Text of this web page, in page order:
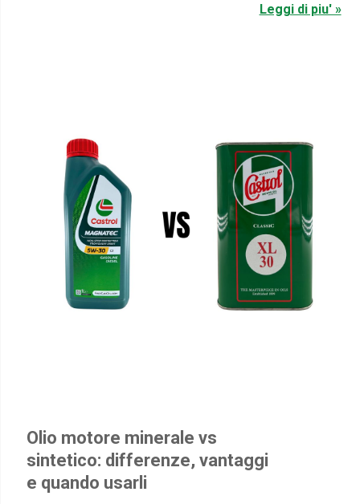
Leggi di piu' »
Olio motore minerale vs
sintetico: differenze, vantaggi
e quando usarli